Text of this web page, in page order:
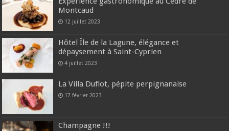
Montcaud
12 juillet 2023
Hôtel Île de la Lagune, élégance et
dépaysement à Saint-Cyprien
4 juillet 2023
La Villa Duflot, pépite perpignanaise
17 février 2023
Champagne !!!